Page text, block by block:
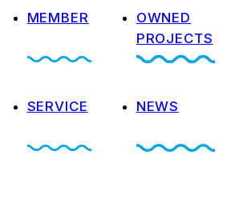
MEMBER
SERVICE
OWNED
PROJECTS
NEWS